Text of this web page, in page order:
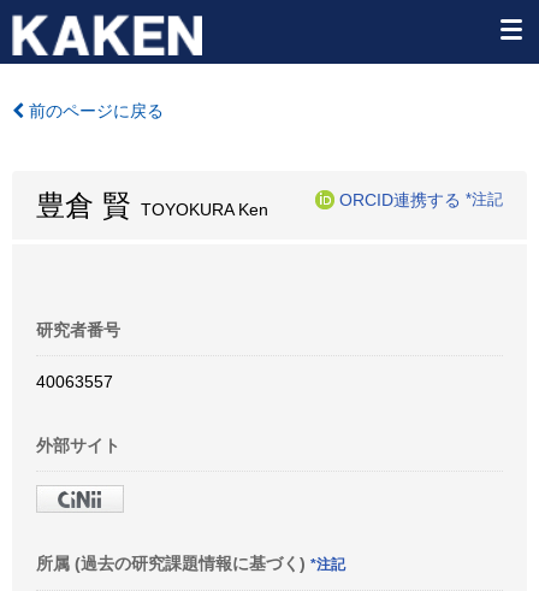
前のページに戻る
豊倉 賢 TOYOKURA Ken
ORCID連携する *注記
研究者番号
40063557
外部サイト
所属 (過去の研究課題情報に基づく) *注記